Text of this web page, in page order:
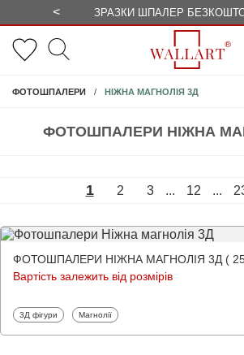
< ЗРАЗКИ ШПАЛЕР
ФОТОШПАЛЕРИ НІЖНА
ФОТОШПАЛЕРИ НІЖНА МАГНОЛІЯ 3Д
1 2 3 ... 12 ...
ФОТОШПАЛЕРИ НІЖНА МАГНОЛІЯ 3Д (
Вартість залежить від розмірів
Фотошпалери
3Д фігури Фотошпалери
Магнолії